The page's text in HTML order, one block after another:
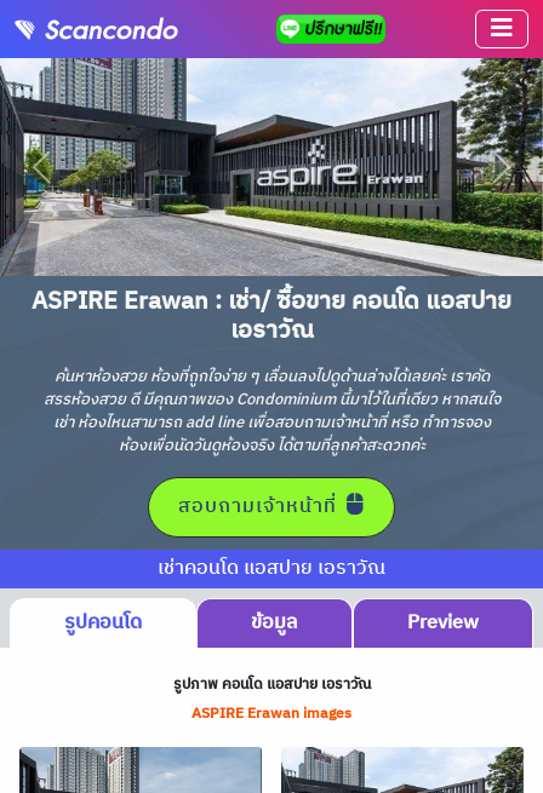
ASPIRE Erawan : เช่า/ ซื้อขาย คอนโด แอสปาย
เอราวัณ
ค้นหาห้องสวย ห้องที่ถูกใจง่าย ๆ เลื่อนลงไปดูด้านล่างได้เลยค่ะ เราคัด
สรรห้องสวย ดี มีคุณภาพของ Condominium นี้มาไว้ในที่เดียว หากสนใจ
เช่า ห้องไหนสามารถ add line เพื่อสอบถามเจ้าหน้าที่ หรือ ทำการจอง
ห้องเพื่อนัดวันดูห้องจริง ได้ตามที่ลูกค้าสะดวกค่ะ
สอบถามเจ้าหน้าที่
เช่าคอนโด แอสปาย เอราวัณ
รูปคอนโด
ข้อมูล Preview
รูปภาพ คอนโด แอสปาย เอราวัณ
ASPIRE Erawan images